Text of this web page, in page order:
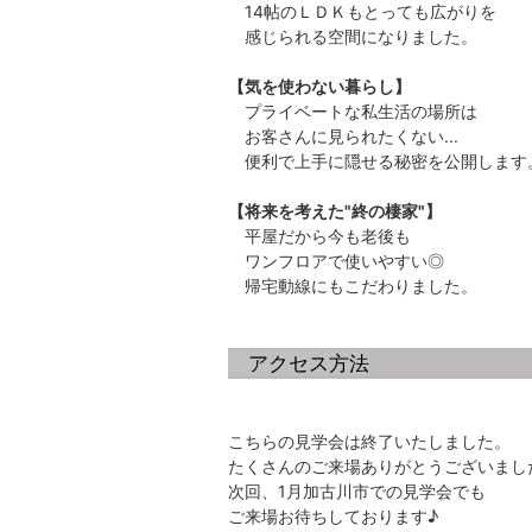
14帖のＬＤＫもとっても広がりを
感じられる空間になりました。
【気を使わない暮らし】
プライベートな私生活の場所は
お客さんに見られたくない...
便利で上手に隠せる秘密を公開します
【将来を考えた"終の棲家"】
平屋だから今も老後も
ワンフロアで使いやすい◎
帰宅動線にもこだわりました。
アクセス方法
こちらの見学会は終了いたしました。
たくさんのご来場ありがとうございまし
次回、1月加古川市での見学会でも
ご来場お待ちしております♪